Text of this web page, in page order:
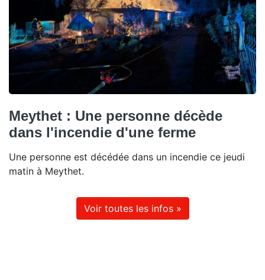
Meythet : Une personne décède
dans l'incendie d'une ferme
Une personne est décédée dans un incendie ce jeudi
matin à Meythet.
Voir toutes les infos »